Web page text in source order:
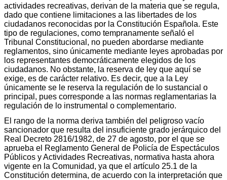
actividades recreativas, derivan de la materia que se regula,
dado que contiene limitaciones a las libertades de los
ciudadanos reconocidas por la Constitución Española. Este
tipo de regulaciones, como tempranamente señaló el
Tribunal Constitucional, no pueden abordarse mediante
reglamentos, sino únicamente mediante leyes aprobadas por
los representantes democráticamente elegidos de los
ciudadanos. No obstante, la reserva de ley que aquí se
exige, es de carácter relativo. Es decir, que a la Ley
únicamente se le reserva la regulación de lo sustancial o
principal, pues corresponde a las normas reglamentarias la
regulación de lo instrumental o complementario.
El rango de la norma deriva también del peligroso vacío
sancionador que resulta del insuficiente grado jerárquico del
Real Decreto 2816/1982, de 27 de agosto, por el que se
aprueba el Reglamento General de Policía de Espectáculos
Públicos y Actividades Recreativas, normativa hasta ahora
vigente en la Comunidad, ya que el artículo 25.1 de la
Constitución determina, de acuerdo con la interpretación que